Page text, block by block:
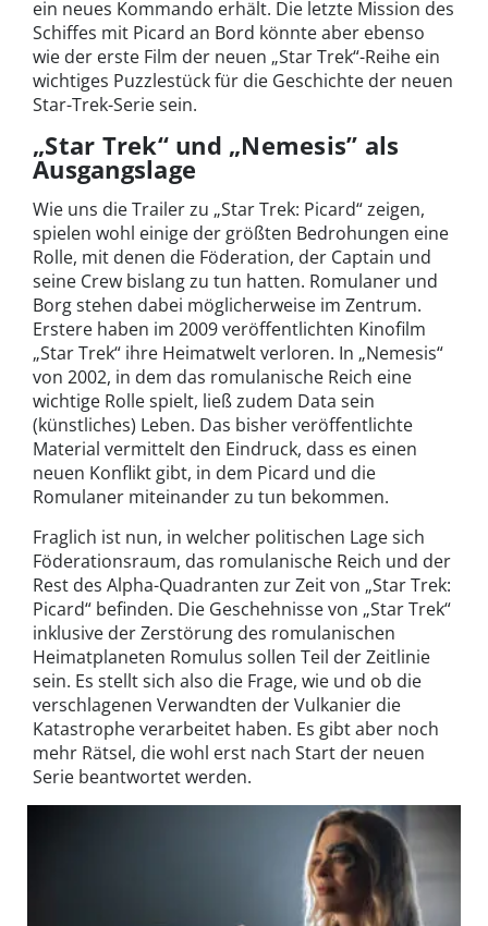
ein neues Kommando erhält. Die letzte Mission des
Schiffes mit Picard an Bord könnte aber ebenso
wie der erste Film der neuen „Star Trek“-Reihe ein
wichtiges Puzzlestück für die Geschichte der neuen
Star-Trek-Serie sein.
„Star Trek“ und „Nemesis” als
Ausgangslage
Wie uns die Trailer zu „Star Trek: Picard“ zeigen,
spielen wohl einige der größten Bedrohungen eine
Rolle, mit denen die Föderation, der Captain und
seine Crew bislang zu tun hatten. Romulaner und
Borg stehen dabei möglicherweise im Zentrum.
Erstere haben im 2009 veröffentlichten Kinofilm
„Star Trek“ ihre Heimatwelt verloren. In „Nemesis“
von 2002, in dem das romulanische Reich eine
wichtige Rolle spielt, ließ zudem Data sein
(künstliches) Leben. Das bisher veröffentlichte
Material vermittelt den Eindruck, dass es einen
neuen Konflikt gibt, in dem Picard und die
Romulaner miteinander zu tun bekommen.
Fraglich ist nun, in welcher politischen Lage sich
Föderationsraum, das romulanische Reich und der
Rest des Alpha-Quadranten zur Zeit von „Star Trek:
Picard“ befinden. Die Geschehnisse von „Star Trek“
inklusive der Zerstörung des romulanischen
Heimatplaneten Romulus sollen Teil der Zeitlinie
sein. Es stellt sich also die Frage, wie und ob die
verschlagenen Verwandten der Vulkanier die
Katastrophe verarbeitet haben. Es gibt aber noch
mehr Rätsel, die wohl erst nach Start der neuen
Serie beantwortet werden.